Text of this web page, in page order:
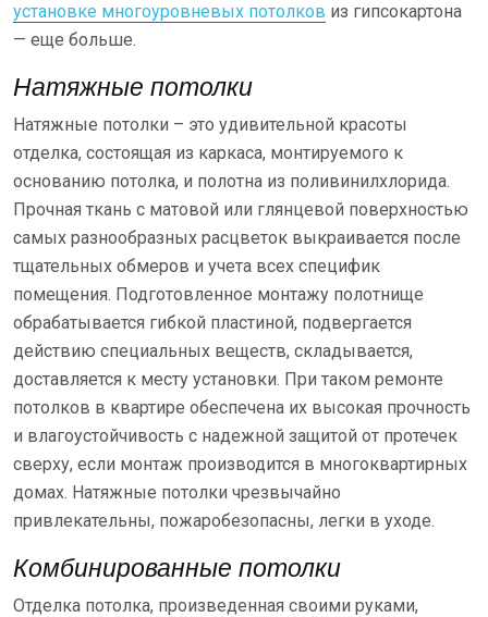
установке многоуровневых потолков из гипсокартона
— еще больше.
Натяжные потолки
Натяжные потолки – это удивительной красоты
отделка, состоящая из каркаса, монтируемого к
основанию потолка, и полотна из поливинилхлорида.
Прочная ткань с матовой или глянцевой поверхностью
самых разнообразных расцветок выкраивается после
тщательных обмеров и учета всех специфик
помещения. Подготовленное монтажу полотнище
обрабатывается гибкой пластиной, подвергается
действию специальных веществ, складывается,
доставляется к месту установки. При таком ремонте
потолков в квартире обеспечена их высокая прочность
и влагоустойчивость с надежной защитой от протечек
сверху, если монтаж производится в многоквартирных
домах. Натяжные потолки чрезвычайно
привлекательны, пожаробезопасны, легки в уходе.
Комбинированные потолки
Отделка потолка, произведенная своими руками,